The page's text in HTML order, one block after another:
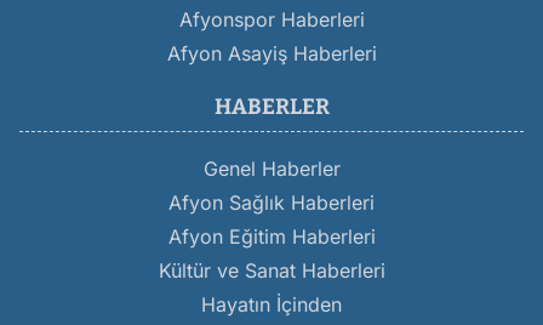
Afyonspor Haberleri
Afyon Asayiş Haberleri
HABERLER
Genel Haberler
Afyon Sağlık Haberleri
Afyon Eğitim Haberleri
Kültür ve Sanat Haberleri
Hayatın İçinden